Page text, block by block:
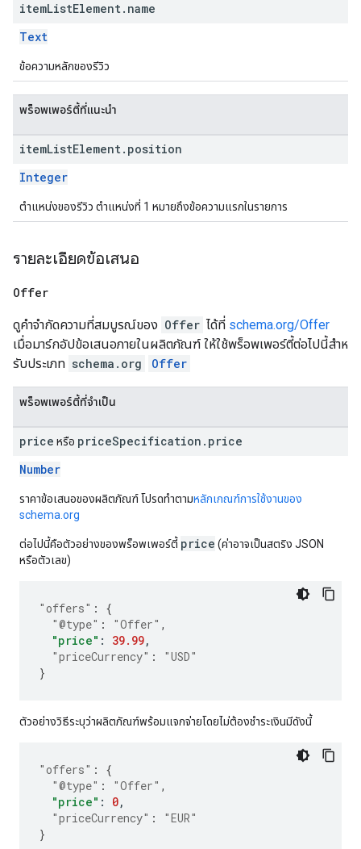
itemListElement. name
Text
ข้อความหลักของรีวิว
พร็อพเพอร์ตี้ที่แนะนำ
itemListElement. position
Integer
ตําแหน่งของรีวิว ตําแหน่งที่ 1 หมายถึงข้อความแรกในรายการ
รายละเอียดข้อเสนอ
Offer
ดูคำจำกัดความที่สมบูรณ์ของ Offer ได้ที่ schema.org/Offer
เมื่อมาร์กอัปข้อเสนอภายในผลิตภัณฑ์ ให้ใช้พร็อพเพอร์ตี้ต่อไปนี้สําห
รับประเภท schema.org Offer
พร็อพเพอร์ตี้ที่จำเป็น
price หรือ priceSpecification . price
Number
ราคาข้อเสนอของผลิตภัณฑ์ โปรดทำตามหลักเกณฑ์การใช้งานของ
schema.org
ต่อไปนี้คือตัวอย่างของพร็อพเพอร์ตี้ price (ค่าอาจเป็นสตริง JSON
หรือตัวเลข)
"offers" :
{
"@type" : "Offer" ,
"price" : 39.99,
"priceCurrency" :
"USD"
}
ตัวอย่างวิธีระบุว่าผลิตภัณฑ์พร้อมแจกจ่ายโดยไม่ต้องชำระเงินมีดังนี้
"offers" :
{
"@type" : "Offer" ,
"price" : 0,
"priceCurrency" :
"EUR"
}